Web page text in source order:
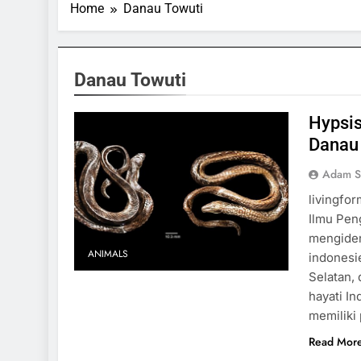
Home Danau Towuti
Danau Towuti
ANIMALS
Adam
Ilmu
Selatan,
hayati
memiliki
Read
SPORTS & GAMES